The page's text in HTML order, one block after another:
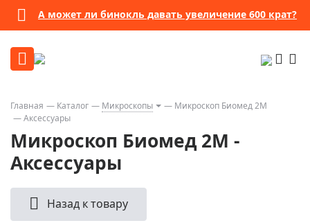
А может ли бинокль давать увеличение 600 крат?
Главная Каталог Микроскопы
Микpоскоп Биомед 2М
Аксессуары
Микpоскоп Биомед 2М -
Аксессуары
Назад к товару